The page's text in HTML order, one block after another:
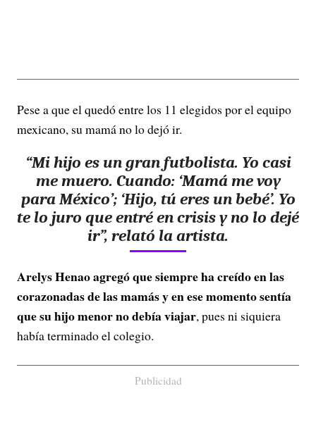
Pese a que el quedó entre los 11 elegidos por el equipo
mexicano, su mamá no lo dejó ir.
“Mi hijo es un gran futbolista. Yo casi
me muero. Cuando: ‘Mamá me voy
para México’; ‘Hijo, tú eres un bebé’. Yo
te lo juro que entré en crisis y no lo dejé
ir”, relató la artista.
Arelys Henao agregó que siempre ha creído en las
corazonadas de las mamás y en ese momento sentía
que su hijo menor no debía viajar, pues ni siquiera
había terminado el colegio.
Publicidad